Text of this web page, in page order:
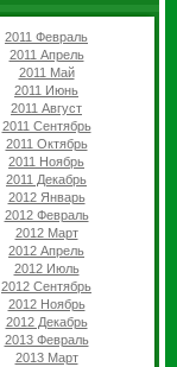
2011 Февраль
2011 Апрель
2011 Май
2011 Июнь
2011 Август
2011 Сентябрь
2011 Октябрь
2011 Ноябрь
2011 Декабрь
2012 Январь
2012 Февраль
2012 Март
2012 Апрель
2012 Июль
2012 Сентябрь
2012 Ноябрь
2012 Декабрь
2013 Февраль
2013 Март